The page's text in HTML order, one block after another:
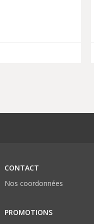
CONTACT
Nos coordonnées
PROMOTIONS